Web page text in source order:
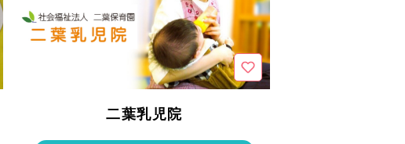
二葉乳児院